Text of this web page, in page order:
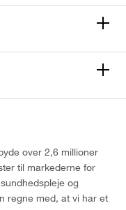
over 2,6 millioner
til markederne for
og
regne med, at vi har et